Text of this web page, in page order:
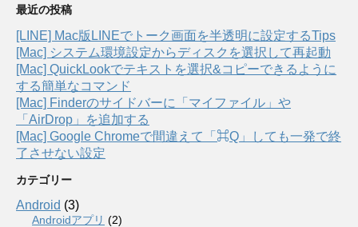
最近の投稿
[LINE] Mac版LINEでトーク画面を半透明に設定するTips
[Mac] システム環境設定からディスクを選択して再起動
[Mac] QuickLookでテキストを選択&コピーできるように
する簡単なコマンド
[Mac] Finderのサイドバーに「マイファイル」や
「AirDrop」を追加する
[Mac] Google Chromeで間違えて「⌘Q」しても一発で終
了させない設定
カテゴリー
Android (3)
Androidアプリ (2)